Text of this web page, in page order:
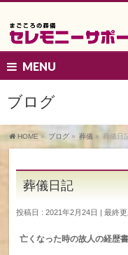
MENU
ブログ
HOME» ブログ » 葬儀 » 葬儀日
葬儀日記
投稿日 : 2021年2月24日 最終
亡くなった時の故人の経歴